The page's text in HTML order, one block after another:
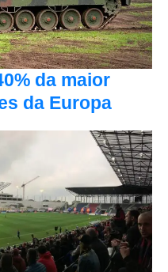
da maior
da Europa